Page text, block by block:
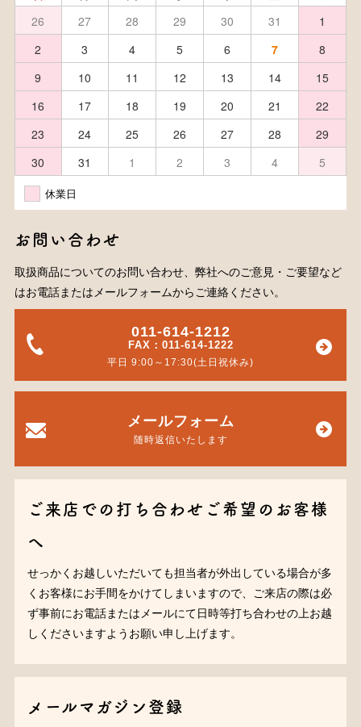
26 27 28 29 30 31
1
2
3 4 5 6 7
8
9
10 11 12 13 14
15
16
17 18 19 20 21
22
23
24 25 26 27 28
29
30
31 1 2 3 4 5
休業日
お問い合わせ
取扱商品についてのお問い合わせ、弊社へのご意見・ご要望など
はお電話またはメールフォームからご連絡ください。
011-614-1212
FAX：011-614-1222
平日 9:00～17:30(土日祝休み)
メールフォーム
随時返信いたします
ご来店での打ち合わせご希望のお客様
へ
せっかくお越しいただいても担当者が外出している場合が多
くお客様にお手間をかけてしまいますので、ご来店の際は必
ず事前にお電話またはメールにて日時等打ち合わせの上お越
しくださいますようお願い申し上げます。
メールマガジン登録